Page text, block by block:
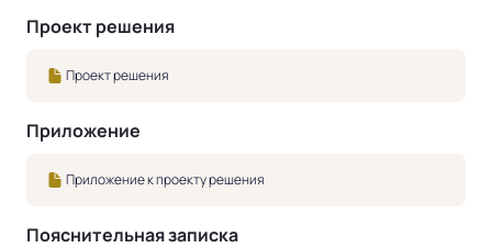
Проект решения
Проект решения
Приложение
Приложение к проекту решения
Пояснительная записка